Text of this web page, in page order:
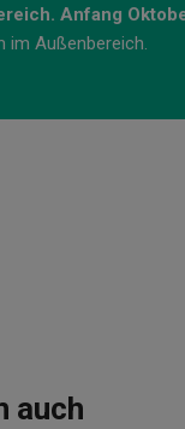
Anfang
im Außenbereich.
auch